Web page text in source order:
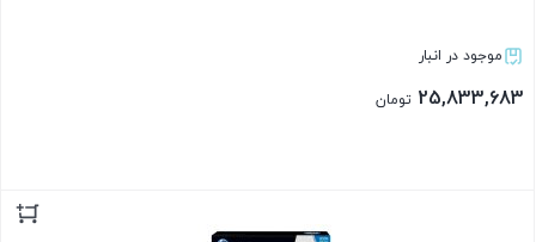
موجود در انبار
25,833,683 تومان